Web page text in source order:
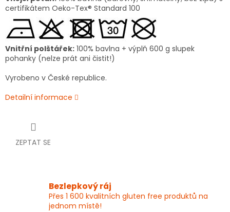
certifikátem Oeko-Tex® Standard 100
Vnitřní polštářek: 100% bavlna + výplň 600 g slupek
pohanky (nelze prát ani čistit!)
Vyrobeno v České republice.
Detailní informace
ZEPTAT SE
Bezlepkový ráj
Přes 1 600 kvalitních gluten free produktů na
jednom místě!